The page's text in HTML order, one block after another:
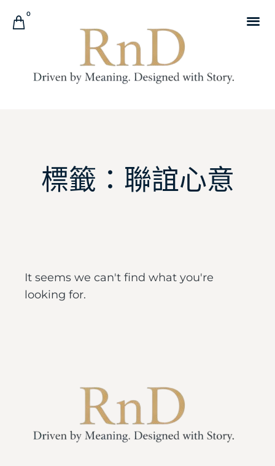
0
標籤：聯誼心意
It seems we can't find what you're
looking for.